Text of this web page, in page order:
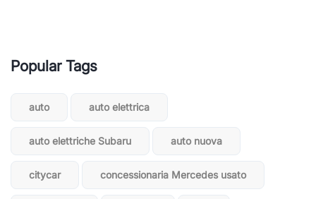
Popular Tags
auto auto elettrica
auto elettriche Subaru auto nuova
citycar concessionaria Mercedes usato